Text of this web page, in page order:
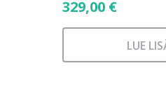
329,00 €
LUE